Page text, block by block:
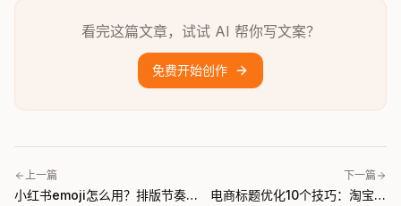
看完这篇文章，试试 AI 帮你写文案？
免费开始创作
上一篇
小红书emoji怎么用？排版节奏全
下一篇
电商标题优化10个技巧：淘宝、